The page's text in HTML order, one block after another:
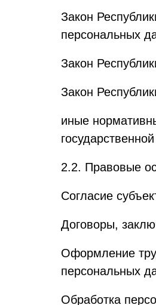
Закон
персональных
Закон
Закон
иные
2.2. Правовые
Согласие
Договоры,
Оформление
персональных
Обработка